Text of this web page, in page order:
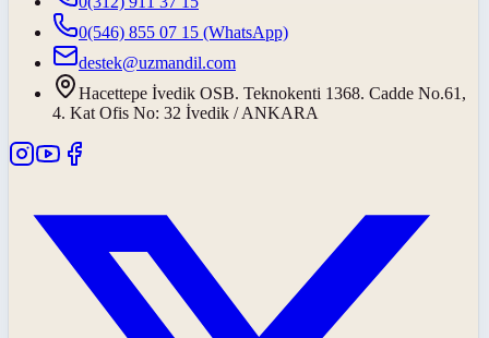
0(546) 855 07 15 (WhatsApp)
destek@uzmandil.com
Hacettepe İvedik OSB. Teknokenti 1368. Cadde No.61,
4. Kat Ofis No: 32 İvedik / ANKARA